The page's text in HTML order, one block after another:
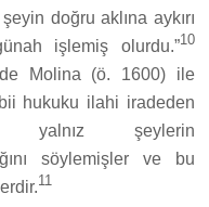
doğru aklına aykırı
işlemiş olurdu.”10
Molina (ö. 1600) ile
hukuku ilahi iradeden
yalnız şeylerin
söylemişler ve bu
11